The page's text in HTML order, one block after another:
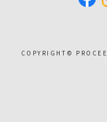
COPYRIGHT©︎